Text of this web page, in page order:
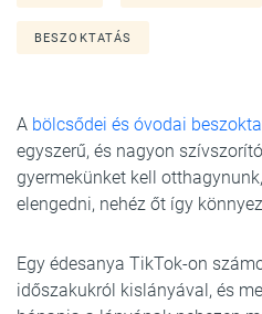
BESZOKTATÁS
A bölcsődei és óvodai
egyszerű, és nagyon
gyermekünket kell
elengedni, nehéz őt így
Egy édesanya TikTok-on
időszakukról kislányával, és